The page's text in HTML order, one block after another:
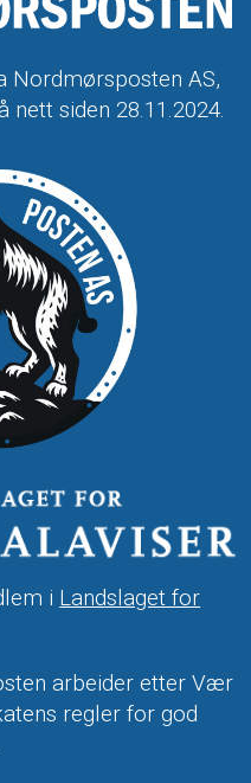
Nordmørsposten AS,
nett siden 28.11.2024.
i Landslaget for
arbeider etter Vær
regler for god